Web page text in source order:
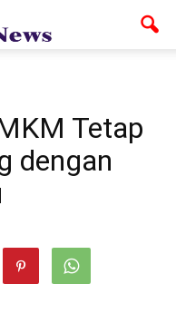
Tetap
dengan